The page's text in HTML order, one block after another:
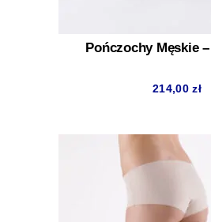
Pończochy Męskie
214,00zł